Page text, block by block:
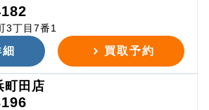
3丁目7番1
買取予約
町田店